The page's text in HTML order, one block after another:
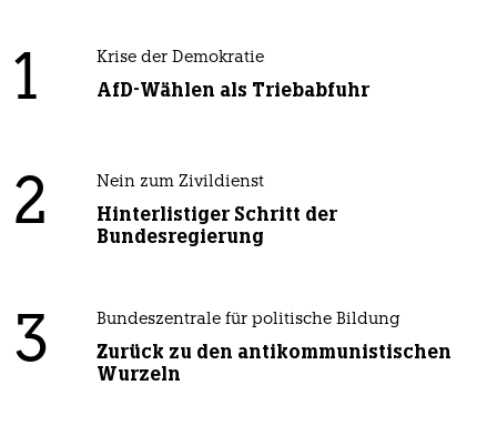
1 Krise der Demokratie
AfD-Wählen als Triebabfuhr
2 Nein zum Zivildienst
Hinterlistiger Schritt der
Bundesregierung
3 Bundeszentrale für politische Bildung
Zurück zu den antikommunistischen
Wurzeln